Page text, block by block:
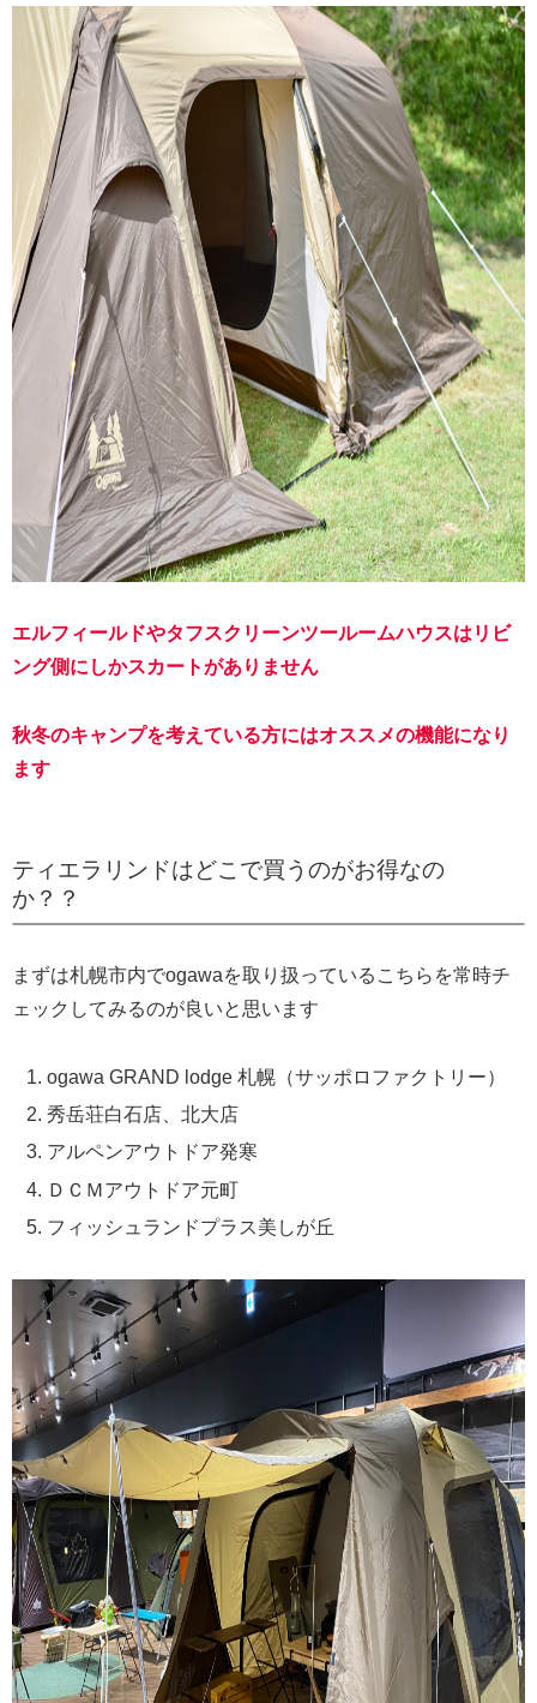
エルフィールドやタフスクリーンツールームハウスはリビ
ング側にしかスカートがありません
秋冬のキャンプを考えている方にはオススメの機能になり
ます
ティエラリンドはどこで買うのがお得なの
か？？
まずは札幌市内でogawaを取り扱っているこちらを常時チ
ェックしてみるのが良いと思います
ogawa GRAND lodge 札幌（サッポロファクトリー）
秀岳荘白石店、北大店
アルペンアウトドア発寒
ＤＣＭアウトドア元町
フィッシュランドプラス美しが丘